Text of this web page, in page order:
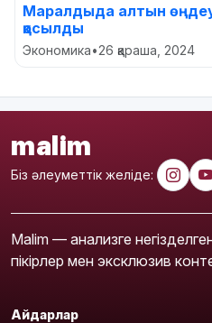
Маралдыда алтын
қосылды
Экономика•26 қараша, 2024
malim
Біз әлеуметтік желіде:
Malim — анализге
пікірлер мен эксклюзив
Айдарлар